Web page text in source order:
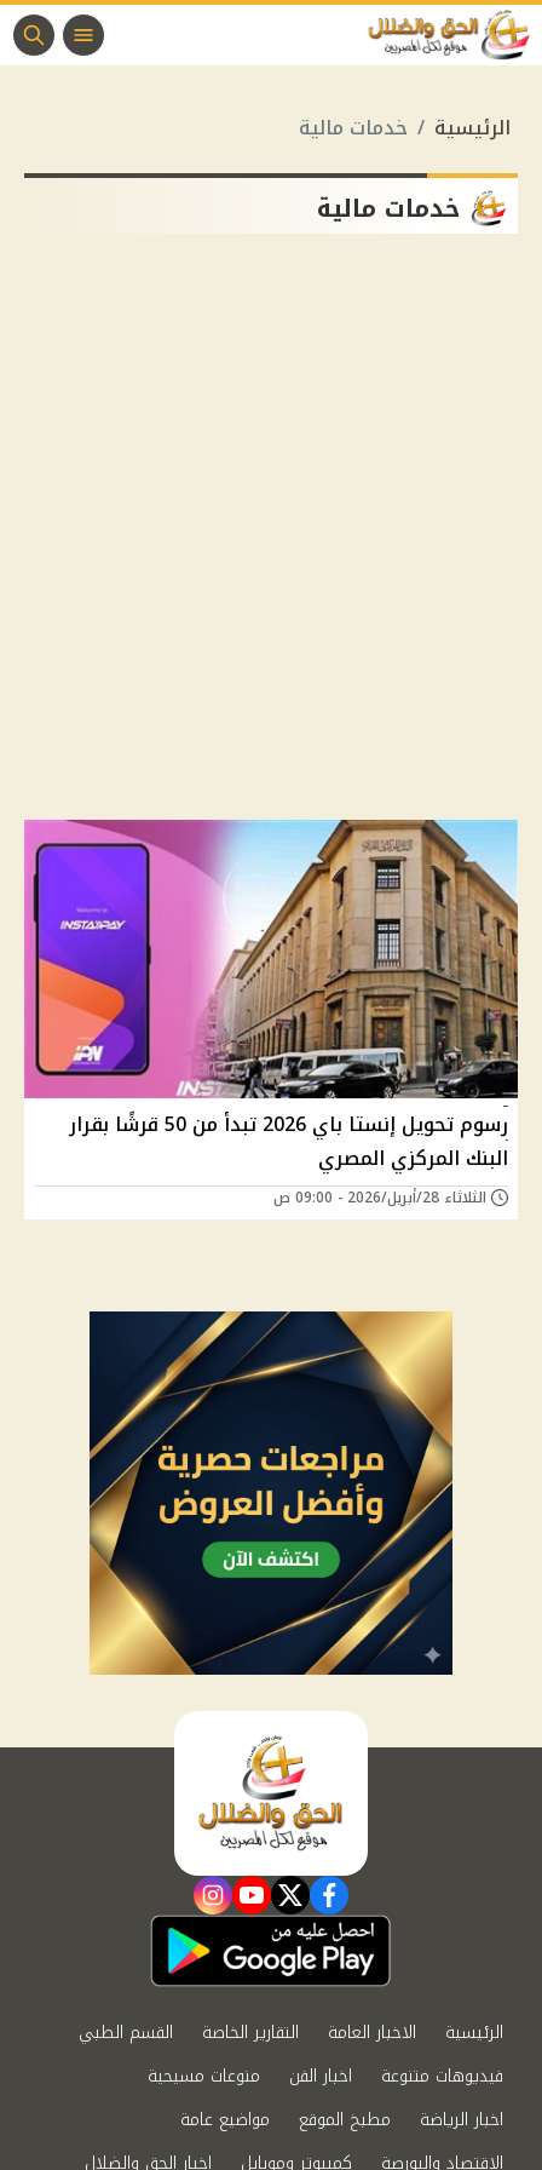
الرئيسية خدمات مالية
خدمات مالية
رسوم تحويل إنستا باي 2026 تبدأ من 50 قرشًا بقرار
البنك المركزي المصري
الثلاثاء 28/أبريل/2026 - 09:00 ص
facebook
twitter
youtube
instagram
الرئيسية الاخبار العامة التقارير الخاصة
القسم الطبي
فيديوهات متنوعة
اخبار الفن
منوعات مسيحية
اخبار الرياضة
مطبخ الموقع
مواضيع عامة
الاقتصاد والبورصة
كمبيوتر وموبايل اخبار الحق والضلال